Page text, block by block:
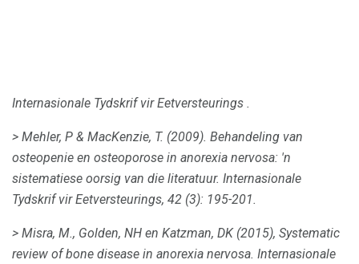
Internasionale Tydskrif vir Eetversteurings .
> Mehler, P & MacKenzie, T. (2009). Behandeling van
osteopenie en osteoporose in anorexia nervosa: 'n
sistematiese oorsig van die literatuur. Internasionale
Tydskrif vir Eetversteurings, 42 (3): 195-201.
> Misra, M., Golden, NH en Katzman, DK (2015), Systematic
review of bone disease in anorexia nervosa. Internasionale